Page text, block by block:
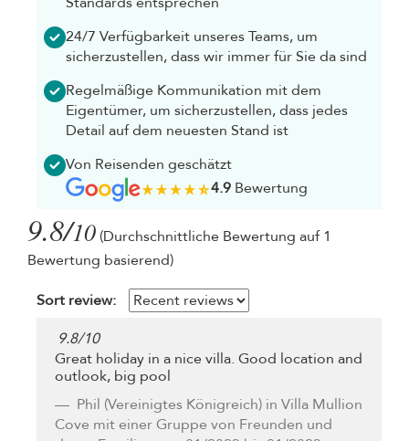
24/7 Verfügbarkeit unseres Teams, um
sicherzustellen, dass wir immer für Sie da sind
Regelmäßige Kommunikation mit dem
Eigentümer, um sicherzustellen, dass jedes
Detail auf dem neuesten Stand ist
Von Reisenden geschätzt
4.9Bewertung
9.8/10 (Durchschnittliche Bewertung auf 1
Bewertung basierend)
Sort review:
9.8/10
Great holiday in a nice villa. Good location and
outlook, big pool
Phil (Vereinigtes Königreich) in Villa Mullion
Cove mit einer Gruppe von Freunden und